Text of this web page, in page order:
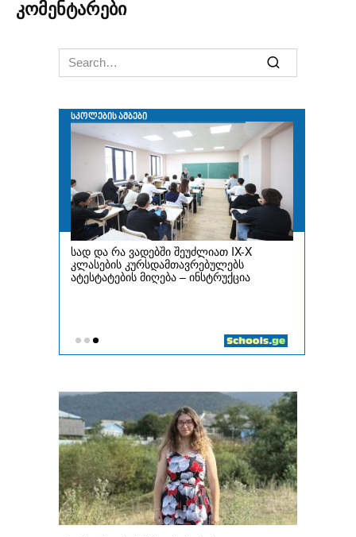
კომენტარები
Search
for: